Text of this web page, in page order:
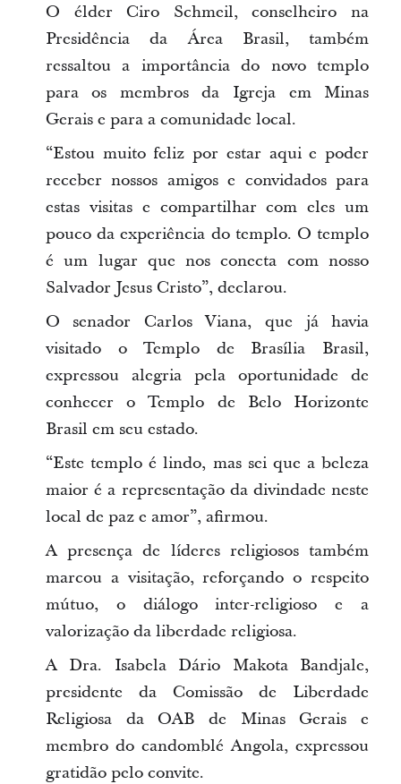
O élder Ciro Schmeil, conselheiro na
Presidência da Área Brasil, também
ressaltou a importância do novo templo
para os membros da Igreja em Minas
Gerais e para a comunidade local.
“Estou muito feliz por estar aqui e poder
receber nossos amigos e convidados para
estas visitas e compartilhar com eles um
pouco da experiência do templo. O templo
é um lugar que nos conecta com nosso
Salvador Jesus Cristo”, declarou.
O senador Carlos Viana, que já havia
visitado o Templo de Brasília Brasil,
expressou alegria pela oportunidade de
conhecer o Templo de Belo Horizonte
Brasil em seu estado.
“Este templo é lindo, mas sei que a beleza
maior é a representação da divindade neste
local de paz e amor”, afirmou.
A presença de líderes religiosos também
marcou a visitação, reforçando o respeito
mútuo, o diálogo inter-religioso e a
valorização da liberdade religiosa.
A Dra. Isabela Dário Makota Bandjale,
presidente da Comissão de Liberdade
Religiosa da OAB de Minas Gerais e
membro do candomblé Angola, expressou
gratidão pelo convite.